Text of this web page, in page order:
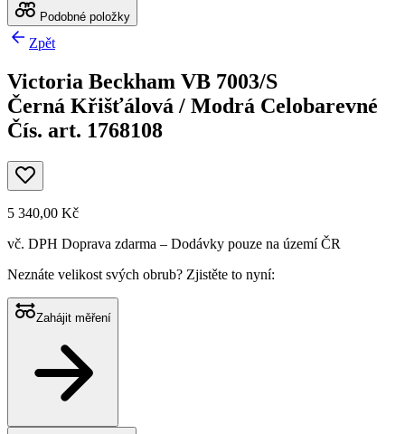
Podobné položky
Zpět
Victoria Beckham VB 7003/S
Černá Křišťálová / Modrá Celobarevné
Čís. art. 1768108
5 340,00 Kč
vč. DPH Doprava zdarma – Dodávky pouze na území ČR
Neznáte velikost svých obrub? Zjistěte to nyní:
Zahájit měření